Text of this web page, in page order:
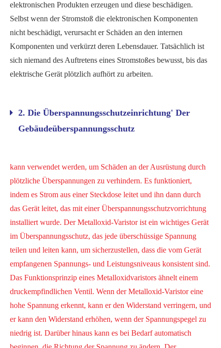
elektronischen Produkten erzeugen und diese beschädigen.
Selbst wenn der Stromstoß die elektronischen Komponenten
nicht beschädigt, verursacht er Schäden an den internen
Komponenten und verkürzt deren Lebensdauer. Tatsächlich ist
sich niemand des Auftretens eines Stromstoßes bewusst, bis das
elektrische Gerät plötzlich aufhört zu arbeiten.
2. Die Überspannungsschutzeinrichtung' Der
Gebäudeüberspannungsschutz
kann verwendet werden, um Schäden an der Ausrüstung durch
plötzliche Überspannungen zu verhindern. Es funktioniert,
indem es Strom aus einer Steckdose leitet und ihn dann durch
das Gerät leitet, das mit einer Überspannungsschutzvorrichtung
installiert wurde. Der Metalloxid-Varistor ist ein wichtiges Gerät
im Überspannungsschutz, das jede überschüssige Spannung
teilen und leiten kann, um sicherzustellen, dass die vom Gerät
empfangenen Spannungs- und Leistungsniveaus konsistent sind.
Das Funktionsprinzip eines Metalloxidvaristors ähnelt einem
druckempfindlichen Ventil. Wenn der Metalloxid-Varistor eine
hohe Spannung erkennt, kann er den Widerstand verringern, und
er kann den Widerstand erhöhen, wenn der Spannungspegel zu
niedrig ist. Darüber hinaus kann es bei Bedarf automatisch